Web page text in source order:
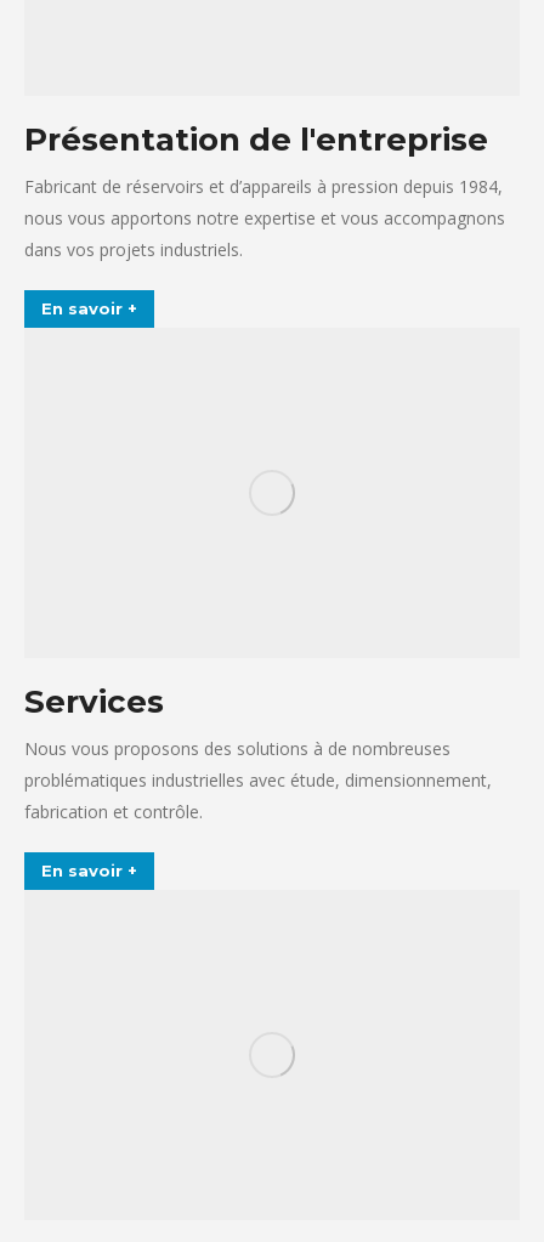
Présentation de l'entreprise
Fabricant de réservoirs et d’appareils à pression depuis 1984,
nous vous apportons notre expertise et vous accompagnons
dans vos projets industriels.
En savoir +
Services
Nous vous proposons des solutions à de nombreuses
problématiques industrielles avec étude, dimensionnement,
fabrication et contrôle.
En savoir +